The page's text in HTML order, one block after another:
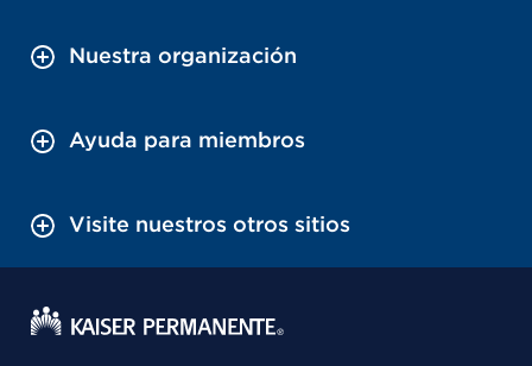
Nuestra organización
Ayuda para miembros
Visite nuestros otros sitios